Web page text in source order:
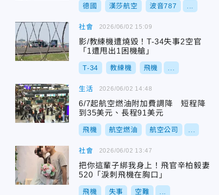
德國 漢莎航空 波音787
社會
影/教練機遭燒毀！T-34失事2空官
「1遭甩出1困機艙」
T-34 教練機 飛機
2026/06/02 15:09
生活
6/7起航空燃油附加費調降 短程降
到35美元、長程91美元
飛機 航空燃油 航空公司
2026/06/02 14:48
社會
把你這輩子綁我身上！飛官辛柏毅妻
520「淚刺飛機在胸口」
飛機 失事 空難
2026/06/02 13:47